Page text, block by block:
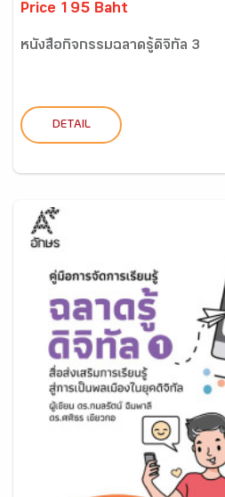
Price 195 Baht
หนังสือกิจกรรมฉลาดรู้ดิจิทัล 3
DETAIL